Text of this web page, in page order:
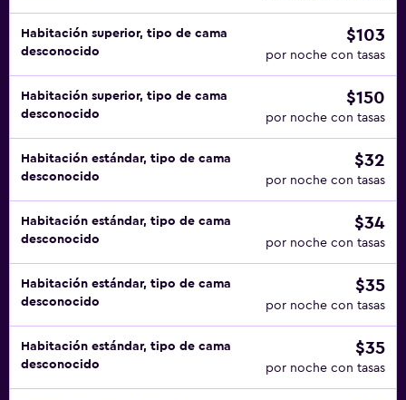
Habitación superior, tipo de cama
desconocido
$103
por noche con tasas
Habitación superior, tipo de cama
desconocido
$150
por noche con tasas
Habitación estándar, tipo de cama
desconocido
$32
por noche con tasas
Habitación estándar, tipo de cama
desconocido
$34
por noche con tasas
Habitación estándar, tipo de cama
desconocido
$35
por noche con tasas
Habitación estándar, tipo de cama
desconocido
$35
por noche con tasas